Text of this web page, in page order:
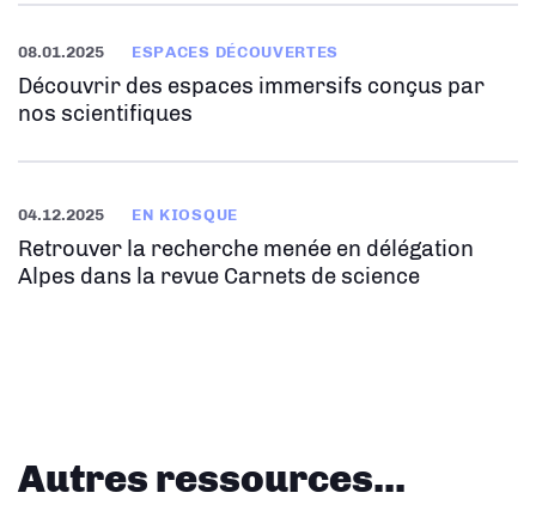
08.01.2025 ESPACES DÉCOUVERTES
Découvrir des espaces immersifs conçus par
nos scientifiques
04.12.2025 EN KIOSQUE
Retrouver la recherche menée en délégation
Alpes dans la revue Carnets de science
Autres ressources...